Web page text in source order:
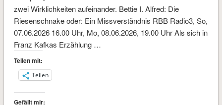
zwei Wirklichkeiten aufeinander. Bettie I. Alfred: Die
Riesenschnake oder: Ein Missverständnis RBB Radio3, So,
07.06.2026 16.00 Uhr, Mo, 08.06.2026, 19.00 Uhr Als sich in
Franz Kafkas Erzählung …
Teilen mit:
Teilen
Gefällt mir: